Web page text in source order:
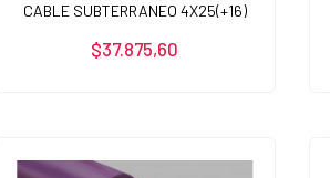
CABLE SUBTERRANEO 4X25(+16)
$37.875,60